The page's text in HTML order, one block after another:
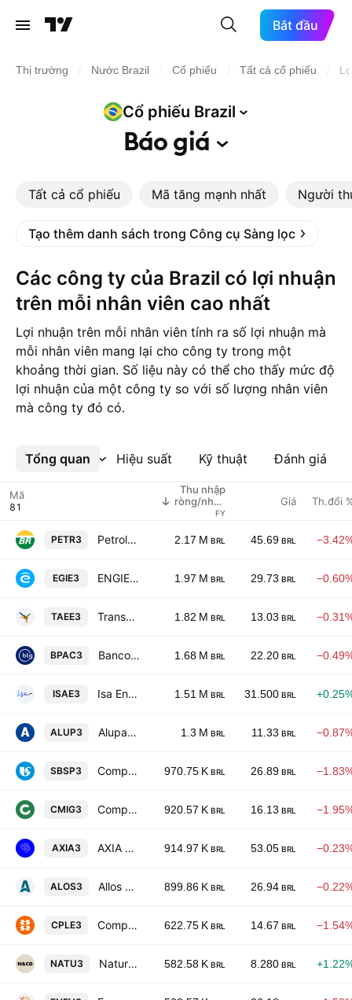
Bắt đầu
Thị trường Nước Brazil Cổ phiếu Tất cả cổ phiếu
Cổ phiếu Brazil
Báogiá
Tất cả cổ phiếu Mã tăng mạnh nhất Người
Tạo thêm danh sách trong Công cụ Sàng lọc
Các công ty của Brazil có lợi nhuận
trên mỗi nhân viên cao nhất
Lợi nhuận trên mỗi nhân viên tính ra số lợi nhuận mà
mỗi nhân viên mang lại cho công ty trong một
khoảng thời gian. Số liệu này có thể cho thấy mức độ
lợi nhuận của một công ty so với số lượng nhân viên
mà công ty đó có.
Tổng quan Hiệu suất Kỹ thuật Đánh giá
Xem thêm
Mã
Thu nhập
ròng/nhân
viên
FY
Giá Th.đổi
PETR3 Petroleo Brasileiro SA 2.17 M BRL 45.69 BRL
EGIE3 ENGIE Brasil Energia S.A. 1.97 M BRL 29.73 BRL
TAEE3 Transmissora Alianca De Energia Eletrica S.A. 1.82 M BRL 13.03 BRL
BPAC3 Banco BTG Pactual SA 1.68 M BRL 22.20 BRL
ISAE3 Isa Energia Brasil SA 1.51 M BRL 31.500 BRL
ALUP3 Alupar Investimento SA 1.3 M BRL 11.33 BRL
SBSP3 Companhia de Saneamento Basico do Estado de Sao Paulo SABESP 970.75 K BRL 26.89 BRL
CMIG3 Companhia Energetica de Minas Gerais SA 920.57 K BRL 16.13 BRL
AXIA3 AXIA Energia SA 914.97 K BRL 53.05 BRL
ALOS3 Allos S.A. 899.86 K BRL 26.94 BRL
CPLE3 Companhia Paranaense de Energia 622.75 K BRL 14.67 BRL
NATU3 Natura Cosmeticos SA 582.58 K BRL 8.280 BRL